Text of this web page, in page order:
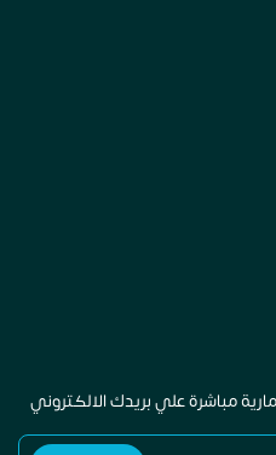
مباشرة علي بريدك الالكتروني